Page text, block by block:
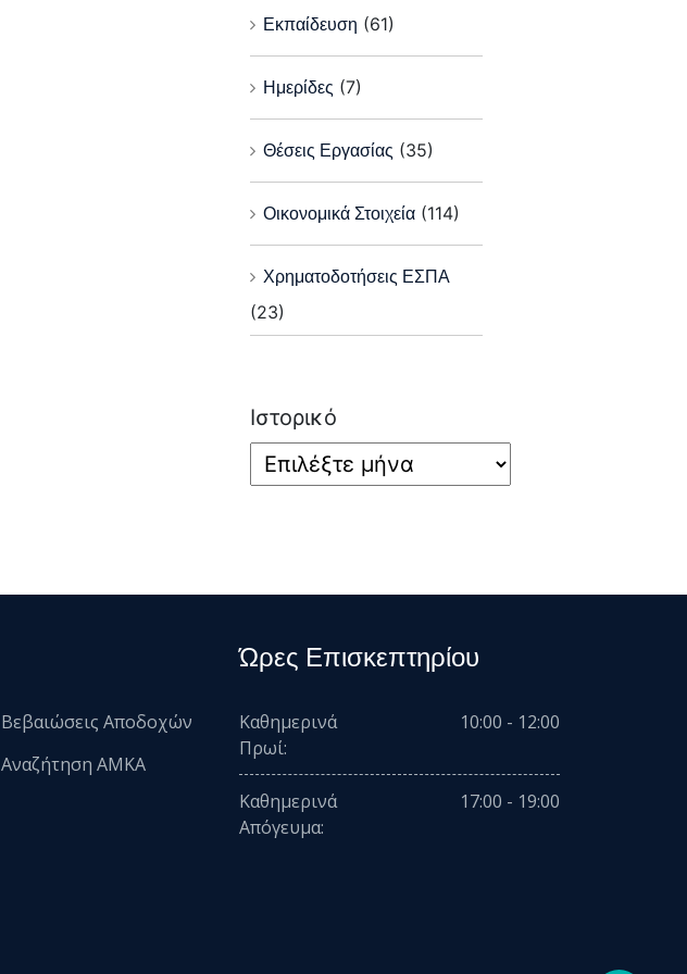
Εκπαίδευση (61)
Ημερίδες (7)
Θέσεις Εργασίας (35)
Οικονομικά Στοιχεία (114)
Χρηματοδοτήσεις ΕΣΠΑ
(23)
Ιστορικό
Βεβαιώσεις Αποδοχών
Αναζήτηση ΑΜΚΑ
Ώρες Επισκεπτηρίου
Καθημερινά
Πρωί:
10:00 - 12:00
Καθημερινά
Απόγευμα:
17:00 - 19:00